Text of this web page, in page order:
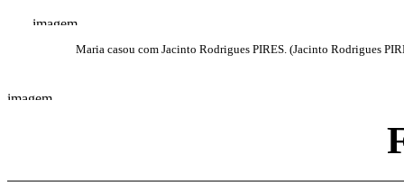
Maria casou com Jacinto Rodrigues PIRES. (Jacinto Rodrigues